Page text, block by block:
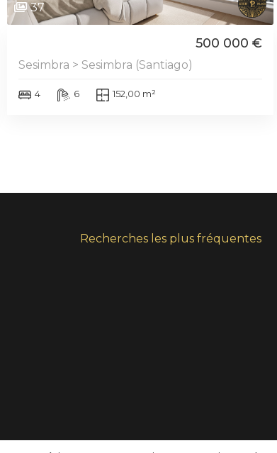
37
500 000 €
Sesimbra > Sesimbra (Santiago)
4 6 152,00 m²
Recherches les plus fréquentes